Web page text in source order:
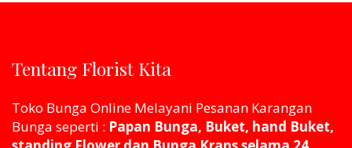
Tentang Florist Kita
Toko Bunga Online Melayani Pesanan Karangan
Bunga seperti : Papan Bunga, Buket, hand Buket,